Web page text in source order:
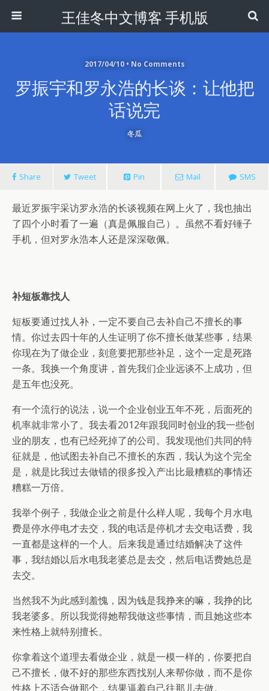
王佳冬中文博客 手机版
2017/04/10 • No Comments
罗振宇和罗永浩的长谈：让他把
话说完
冬瓜
Share Tweet Pin Mail SMS
最近罗振宇采访罗永浩的长谈视频在网上火了，我也抽出
了四个小时看了一遍（真是佩服自己）。虽然不看好锤子
手机，但对罗永浩本人还是深深敬佩。
补短板靠找人
短板要通过找人补，一定不要自己去补自己不擅长的事
情。你过去四十年的人生证明了你不擅长做某些事，结果
你现在为了做企业，刻意要把那些补足，这个一定是死路
一条。我换一个角度讲，首先我们企业远谈不上成功，但
是五年也没死。
有一个流行的说法，说一个企业创业五年不死，后面死的
机率就非常小了。我去看2012年跟我同时创业的我一些创
业的朋友，也有已经死掉了的公司。我发现他们共同的特
征就是，他试图去补自己不擅长的东西，我认为这个完全
是，就是比我过去做错的很多投入产出比最糟糕的事情还
糟糕一万倍。
我举个例子，我做企业之前是什么样人呢，我每个月水电
费是停水停电才去交，我的电话是停机才去交电话费，我
一直都是这样的一个人。后来我是通过结婚解决了这件
事，我结婚以后水电我老婆总是去交，然后电话费她总是
去交。
当然我不为此感到羞愧，因为钱是我挣来的嘛，我挣的比
我老婆多。所以我觉得她帮我做这些事情，而且她这些本
来性格上就特别擅长。
你拿着这个道理去看做企业，就是一模一样的，你要把自
己不擅长，做不好的那些东西找别人来帮你做，而不是你
性格上不适合做那个，结果逼着自己往那儿去做。